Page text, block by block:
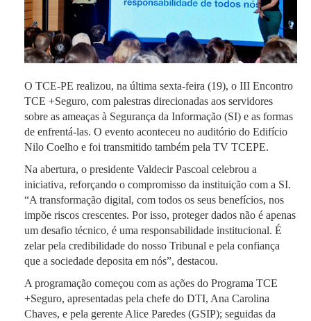
O TCE-PE realizou, na última sexta-feira (19), o III Encontro
TCE +Seguro, com palestras direcionadas aos servidores
sobre as ameaças à Segurança da Informação (SI) e as formas
de enfrentá-las. O evento aconteceu no auditório do Edifício
Nilo Coelho e foi transmitido também pela TV TCEPE.
Na abertura, o presidente Valdecir Pascoal celebrou a
iniciativa, reforçando o compromisso da instituição com a SI.
“A transformação digital, com todos os seus benefícios, nos
impõe riscos crescentes. Por isso, proteger dados não é apenas
um desafio técnico, é uma responsabilidade institucional. É
zelar pela credibilidade do nosso Tribunal e pela confiança
que a sociedade deposita em nós”, destacou.
A programação começou com as ações do Programa TCE
+Seguro, apresentadas pela chefe do DTI, Ana Carolina
Chaves, e pela gerente Alice Paredes (GSIP); seguidas da